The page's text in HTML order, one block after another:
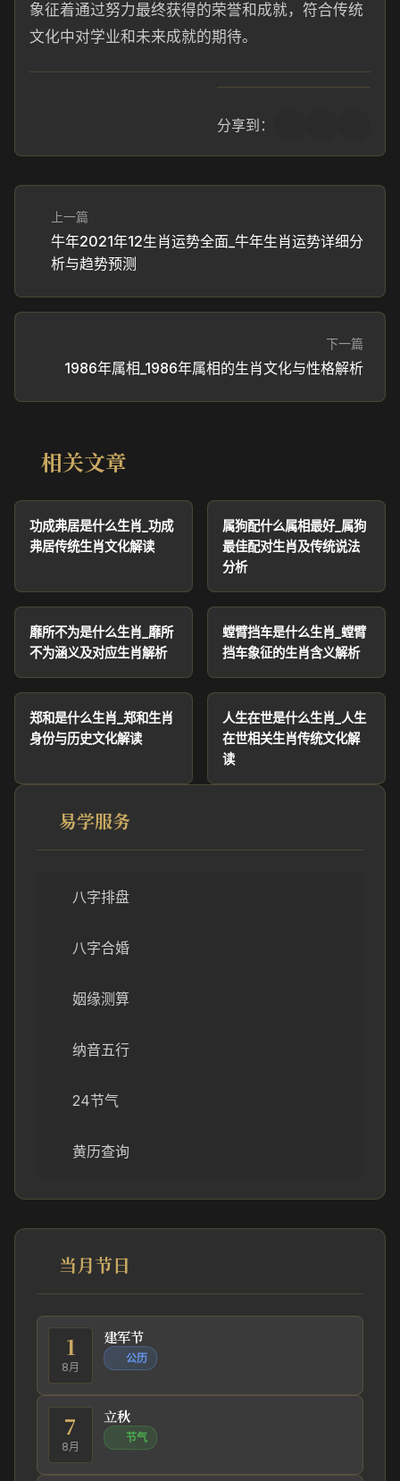
象征着通过努力最终获得的荣誉和成就，符合传统
文化中对学业和未来成就的期待。
分享到：
上一篇
牛年2021年12生肖运势全面_牛年生肖运势详细分
析与趋势预测
下一篇
1986年属相_1986年属相的生肖文化与性格解析
相关文章
功成弗居是什么生肖_功成
弗居传统生肖文化解读
属狗配什么属相最好_属狗
最佳配对生肖及传统说法
分析
靡所不为是什么生肖_靡所
不为涵义及对应生肖解析
螳臂挡车是什么生肖_螳臂
挡车象征的生肖含义解析
郑和是什么生肖_郑和生肖
身份与历史文化解读
人生在世是什么生肖_人生
在世相关生肖传统文化解
读
易学服务
八字排盘
八字合婚
姻缘测算
纳音五行
24节气
黄历查询
当月节日
1
8月
建军节
公历
7
8月
立秋
节气